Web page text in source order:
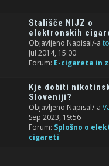
Stališče NIJZ o
elektronskih
Objavljeno Napisal/-a
Jul 2014, 15:00
Forum: E-cigareta in
Kje dobiti
Sloveniji?
Objavljeno Napisal/-a
Sep 2023, 19:56
Forum: Splošno o
cigareti